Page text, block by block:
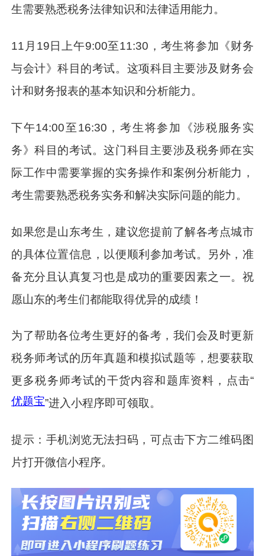
生需要熟悉税务法律知识和法律适用能力。
11月19日上午9:00至11:30，考生将参加《财务
与会计》科目的考试。这项科目主要涉及财务会
计和财务报表的基本知识和分析能力。
下午14:00至16:30，考生将参加《涉税服务实
务》科目的考试。这门科目主要涉及税务师在实
际工作中需要掌握的实务操作和案例分析能力，
考生需要熟悉税务实务和解决实际问题的能力。
如果您是山东考生，建议您提前了解各考点城市
的具体位置信息，以便顺利参加考试。另外，准
备充分且认真复习也是成功的重要因素之一。祝
愿山东的考生们都能取得优异的成绩！
为了帮助各位考生更好的备考，我们会及时更新
税务师考试的历年真题和模拟试题等，想要获取
更多税务师考试的干货内容和题库资料，点击“
优题宝”进入小程序即可领取。
提示：手机浏览无法扫码，可点击下方二维码图
片打开微信小程序。